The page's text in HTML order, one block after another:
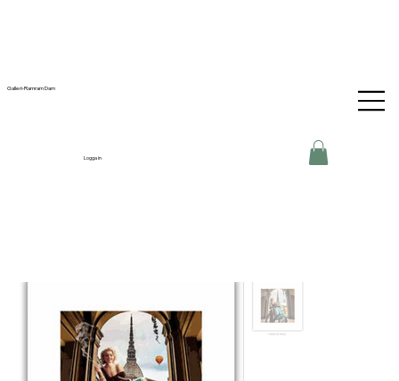
Galleri-Ramram Dam
Logga in